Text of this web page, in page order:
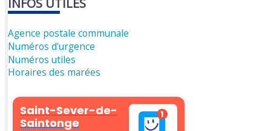
Agence postale communale
Numéros d'urgence
Numéros utiles
Horaires des marées